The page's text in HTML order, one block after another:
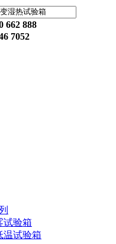
662 888
试验箱
温试验箱